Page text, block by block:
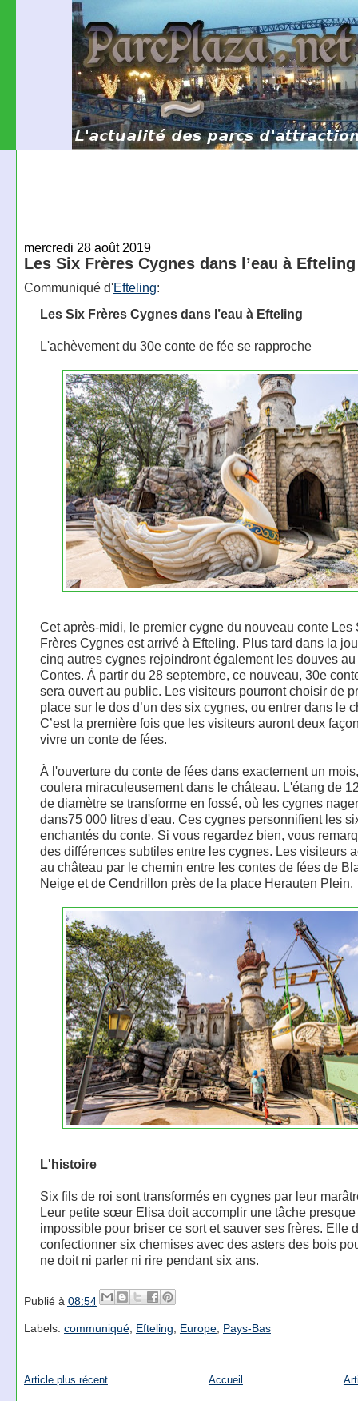
mercredi 28 août 2019
Les Six Frères Cygnes dans l’eau à Efteling
Communiqué d'Efteling:
Les Six Frères Cygnes dans l’eau à Efteling
L'achèvement du 30e conte de fée se rapproche
Cet après-midi, le premier cygne du nouveau conte Les
Frères Cygnes est arrivé à Efteling. Plus tard dans la
cinq autres cygnes rejoindront également les douves
Contes. À partir du 28 septembre, ce nouveau, 30e
sera ouvert au public. Les visiteurs pourront choisir de
place sur le dos d’un des six cygnes, ou entrer dans le
C’est la première fois que les visiteurs auront deux
vivre un conte de fées.
À l'ouverture du conte de fées dans exactement un
coulera miraculeusement dans le château. L'étang de
de diamètre se transforme en fossé, où les cygnes
dans75 000 litres d'eau. Ces cygnes personnifient les
enchantés du conte. Si vous regardez bien, vous
des différences subtiles entre les cygnes. Les visiteurs
au château par le chemin entre les contes de fées de
Neige et de Cendrillon près de la place Herauten Plein.
L'histoire
Six fils de roi sont transformés en cygnes par leur
Leur petite sœur Elisa doit accomplir une tâche presque
impossible pour briser ce sort et sauver ses frères. Elle
confectionner six chemises avec des asters des bois
ne doit ni parler ni rire pendant six ans.
Publié à 08:54
Labels: communiqué, Efteling Europe, Pays-Bas
Article plus récent Accueil